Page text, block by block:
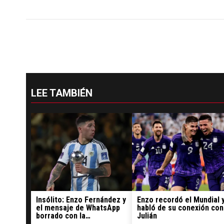
LEE TAMBIÉN
Insólito: Enzo Fernández y
el mensaje de WhatsApp
borrado con la
Enzo recordó el Mundial
habló de su conexión con
Julián